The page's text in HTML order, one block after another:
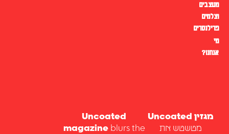
מעצבים
וצלמים
פרילנסרים
מי
אנחנו?
מגזין Uncoated
מטשטש את
Uncoated
magazine blurs the